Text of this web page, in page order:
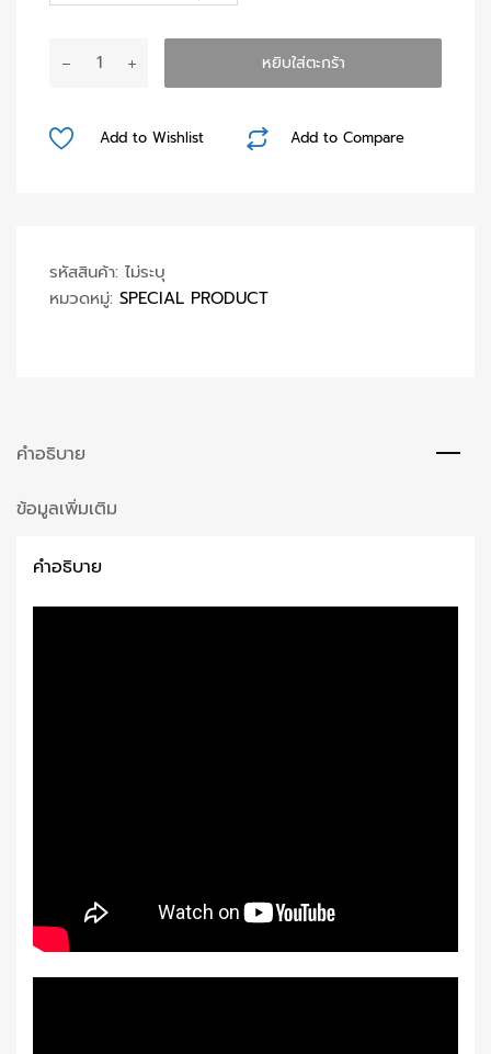
จำนวน
Dust
)
หยิบใส่ตะกร้า
Add to Compare
Add to Wishlist
รหัสสินค้า: ไม่ระบุ
หมวดหมู่: SPECIAL PRODUCT
คำอธิบาย
ข้อมูลเพิ่มเติม
คำอธิบาย